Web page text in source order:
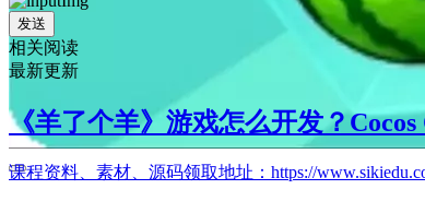
发送
相关阅读
最新更新
《羊了个羊》游戏怎么开发？
课程资料、素材、源码领取地址：https://